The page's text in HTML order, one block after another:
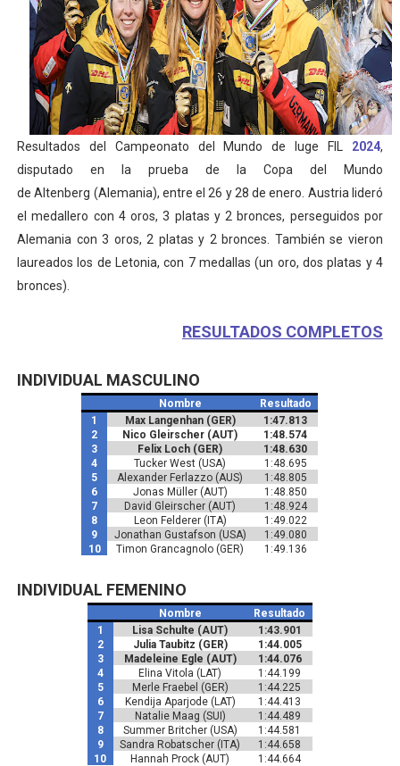
Campeonato de Europa de natación artística 2026
AEW - Adam Page con Brodido desbancan una
Resultados del Campeonato del Mundo de luge FIL 2024,
disputado en la prueba de la Copa del Mundo
deAltenberg (Alemania), entre el 26 y 28 de enero. Austria lideró
el medallero con 4 oros, 3 platas y 2 bronces, perseguidos por
Alemania con 3 oros, 2 platas y 2 bronces. También se vieron
laureados los de Letonia, con 7 medallas (un oro, dos platas y 4
bronces).
RESULTADOS COMPLETOS
INDIVIDUAL MASCULINO
Nombre
Resultado
1
Max Langenhan (GER)
1:47.813
2
Nico Gleirscher (AUT)
1:48.574
3
Felix Loch (GER)
1:48.630
4
Tucker West (USA)
1:48.695
5
Alexander Ferlazzo (AUS)
1:48.805
6
Jonas Müller (AUT)
1:48.850
7
David Gleirscher (AUT)
1:48.924
8
Leon Felderer (ITA)
1:49.022
9
Jonathan Gustafson (USA)
1:49.080
10
Timon Grancagnolo (GER) 1:49.136
INDIVIDUAL FEMENINO
Nombre
Resultado
1
Lisa Schulte (AUT)
1:43.901
2
Julia Taubitz (GER)
1:44.005
3
Madeleine Egle (AUT)
1:44.076
4
Elina Vitola (LAT)
1:44.199
5
Merle Fraebel (GER)
1:44.225
6
Kendija Aparjode (LAT)
1:44.413
7
Natalie Maag (SUI)
1:44.489
8
Summer Britcher (USA)
1:44.581
9
Sandra Robatscher (ITA)
1:44.658
10
Hannah Prock (AUT) 1:44.664